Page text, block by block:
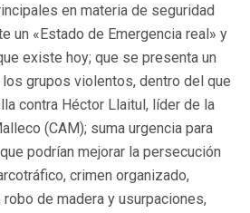
en materia de seguridad
un «Estado de Emergencia real» y
existe hoy; que se presenta un
grupos violentos, dentro del que
contra Héctor Llaitul, líder de la
(CAM); suma urgencia para
podrían mejorar la persecución
crimen organizado,
de madera y usurpaciones,